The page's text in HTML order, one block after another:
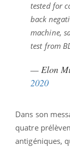
tested for
back
machine,
test from
— Elon
2020
Dans son
quatre
antigéniques,